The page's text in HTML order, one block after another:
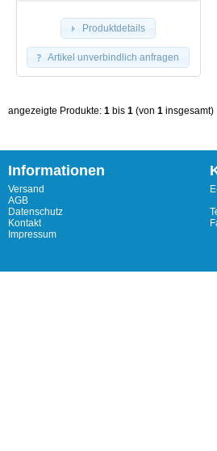
Produktdetails
Artikel unverbindlich anfragen
angezeigte Produkte: 1 bis 1 (von 1 insgesamt)
Informationen
Versand
AGB
Datenschutz
Kontakt
Impressum